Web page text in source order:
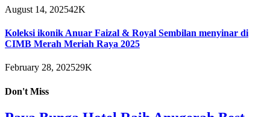
August 14, 202542K
Koleksi ikonik Anuar Faizal & Royal Sembilan menyinar di
CIMB Merah Meriah Raya 2025
February 28, 202529K
Don't Miss